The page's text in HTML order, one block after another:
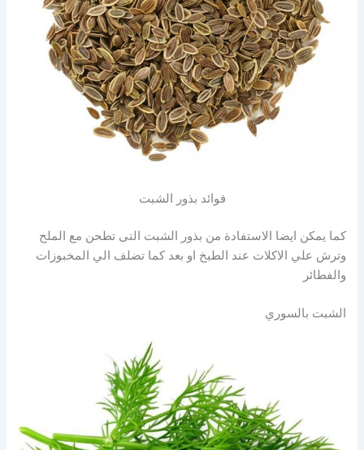
فوائد بذور الشبت
كما يمكن ايضا الاستفادة من بذور الشبت التى تطحن مع الملح
وترش علي الاكلات عند الطبخ او بعد كما تضلف الي المخبوزات
والفطائر
الشبت بالسوري